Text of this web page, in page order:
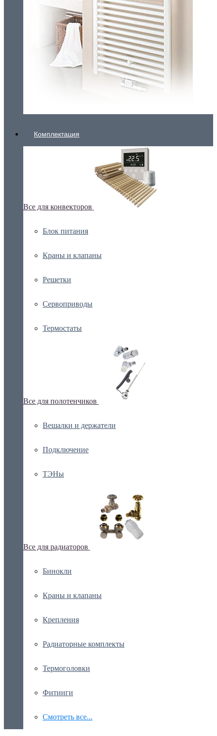
Комплектация
Все для конвекторов
Блок питания
Краны и клапаны
Решетки
Сервоприводы
Термостаты
Все для полотенчиков
Вешалки и держатели
Подключение
ТЭНы
Все для радиаторов
Бинокли
Краны и клапаны
Крепления
Радиаторные комплекты
Термоголовки
Фитинги
Смотреть все...